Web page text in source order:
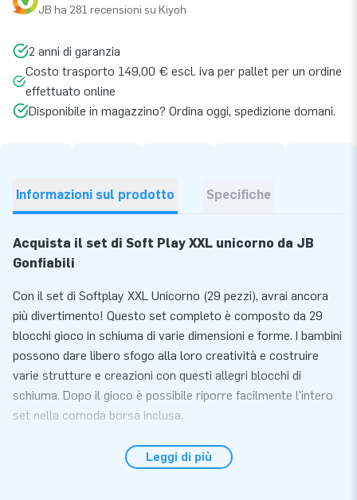
JB ha 281 recensioni su Kiyoh
2 anni di garanzia
Costo trasporto 149,00 € escl. iva per pallet per un ordine
effettuato online
Disponibile in magazzino? Ordina oggi, spedizione domani.
Informazioni sul prodotto Specifiche
Acquista il set di Soft Play XXL unicorno da JB
Gonfiabili
Con il set di Softplay XXL Unicorno (29 pezzi), avrai ancora
più divertimento! Questo set completo è composto da 29
blocchi gioco in schiuma di varie dimensioni e forme. I bambini
possono dare libero sfogo alla loro creatività e costruire
varie strutture e creazioni con questi allegri blocchi di
schiuma. Dopo il gioco è possibile riporre facilmente l'intero
set nella comoda borsa inclusa.
Qualità e garanzia sugli elementi di Softplay
Leggi di più